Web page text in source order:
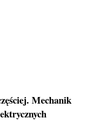
Mechanik